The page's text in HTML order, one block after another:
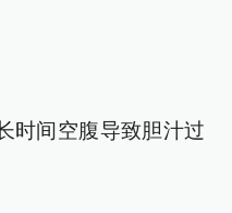
时间空腹导致胆汁过